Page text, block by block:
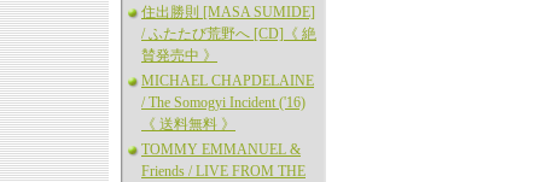
住出勝則 [MASA SUMIDE]
/ ふたたび荒野へ [CD]《 絶
賛発売中 》
MICHAEL CHAPDELAINE
/ The Somogyi Incident ('16)
《 送料無料 》
TOMMY EMMANUEL &
Friends / LIVE FROM THE